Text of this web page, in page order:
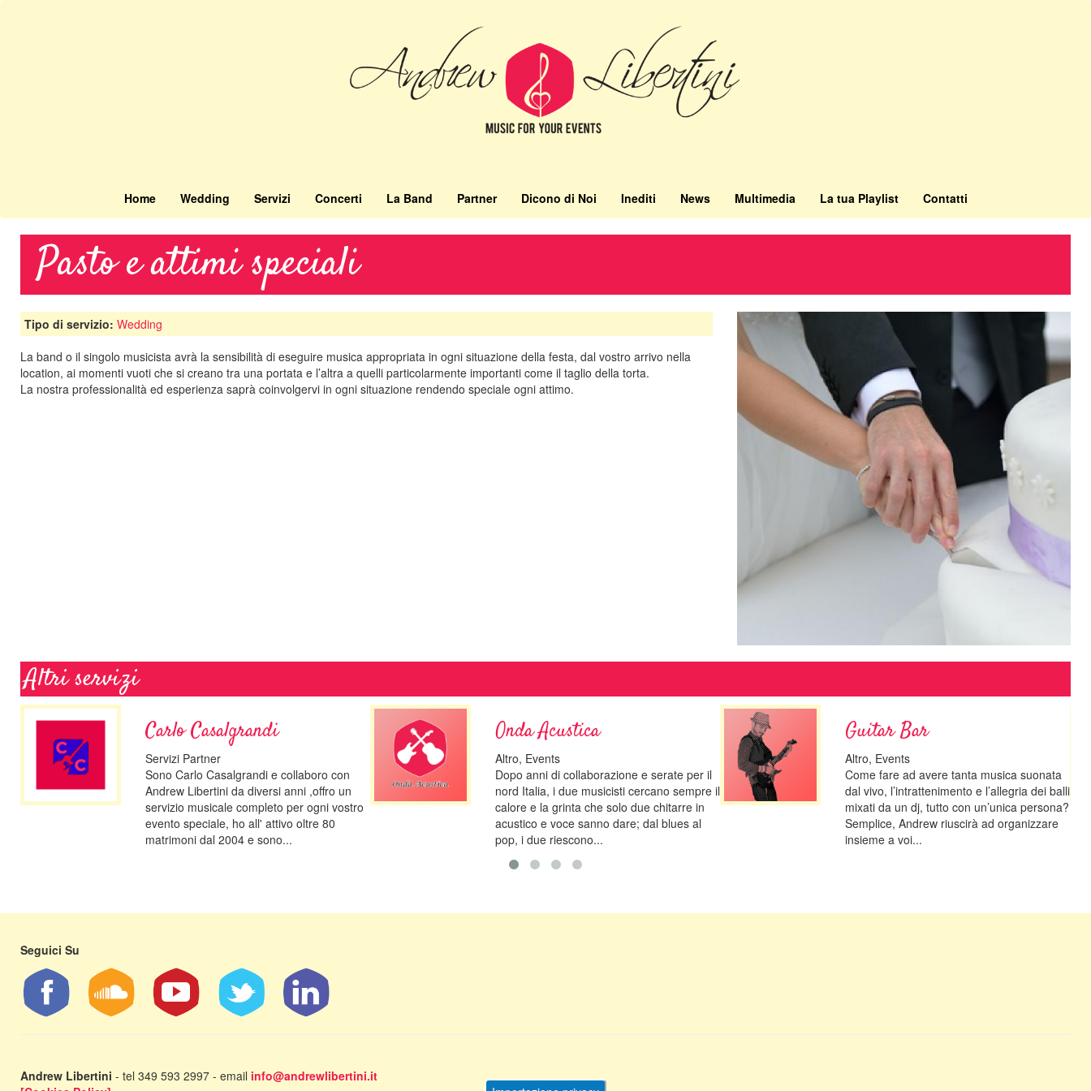
Home Wedding Servizi Concerti La Band Partner Dicono di Noi Inediti News Multimedia La tua Playlist Contatti
Pasto e attimi speciali
Tipo di servizio: Wedding
La band o il singolo musicista avrà la sensibilità di eseguire musica appropriata in ogni situazione della festa, dal vostro arrivo nella
location, ai momenti vuoti che si creano tra una portata e l’altra a quelli particolarmente importanti come il taglio della torta.
La nostra professionalità ed esperienza saprà coinvolgervi in ogni situazione rendendo speciale ogni attimo.
Altri servizi
Carlo Casalgrandi
Servizi Partner
Sono Carlo Casalgrandi e collaboro con
Andrew Libertini da diversi anni ,offro un
servizio musicale completo per ogni vostro
evento speciale, ho all' attivo oltre 80
matrimoni dal 2004 e sono...
Onda Acustica
Altro, Events
Dopo anni di collaborazione e serate per il
nord Italia, i due musicisti cercano sempre il
calore e la grinta che solo due chitarre in
acustico e voce sanno dare; dal blues al
pop, i due riescono...
Guitar Bar
Altro, Events
Come fare ad avere tanta musica suonata
dal vivo, l’intrattenimento e l’allegria dei balli
mixati da un dj, tutto con un’unica persona?
Semplice, Andrew riuscirà ad organizzare
insieme a voi...
Seguici Su
Andrew Libertini - tel 349 593 2997 - email info@andrewlibertini.it